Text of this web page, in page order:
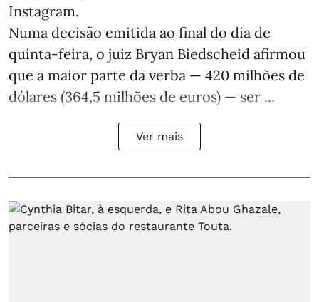
Instagram.
Numa decisão emitida ao final do dia de
quinta-feira, o juiz Bryan Biedscheid afirmou
que a maior parte da verba — 420 milhões de
dólares (364,5 milhões de euros) — ser ...
Ver mais